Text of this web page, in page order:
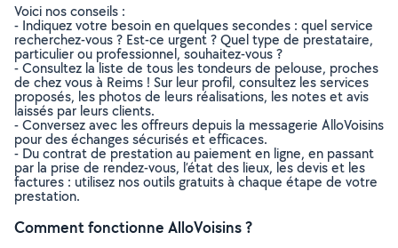
Voici nos conseils :
- Indiquez votre besoin en quelques secondes : quel service
recherchez-vous ? Est-ce urgent ? Quel type de prestataire,
particulier ou professionnel, souhaitez-vous ?
- Consultez la liste de tous les tondeurs de pelouse, proches
de chez vous à Reims ! Sur leur profil, consultez les services
proposés, les photos de leurs réalisations, les notes et avis
laissés par leurs clients.
- Conversez avec les offreurs depuis la messagerie AlloVoisins
pour des échanges sécurisés et efficaces.
- Du contrat de prestation au paiement en ligne, en passant
par la prise de rendez-vous, l’état des lieux, les devis et les
factures : utilisez nos outils gratuits à chaque étape de votre
prestation.
Comment fonctionne AlloVoisins ?